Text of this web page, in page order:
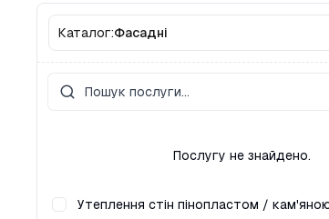
Каталог:Фасадні
Послугу не знайдено.
Утеплення стін пінопластом /